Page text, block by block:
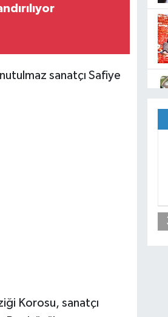
sanatçı Safiye
Korosu, sanatçı